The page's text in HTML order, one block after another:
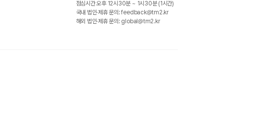
점심시간 오후 12시30분 ~ 1시30분 (1시간)
국내 법인·제휴 문의: feedback@tm2.kr
해외 법인·제휴 문의: global@tm2.kr